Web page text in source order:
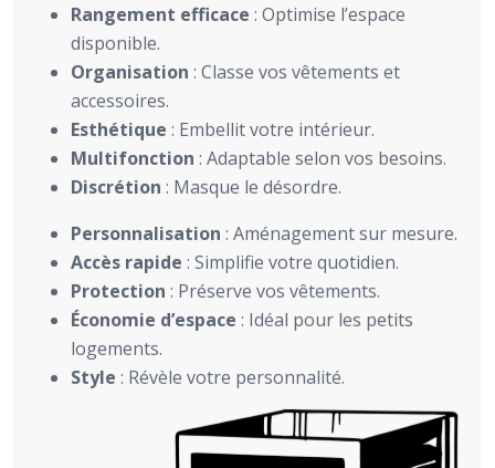
Rangement efficace : Optimise l’espace
disponible.
Organisation : Classe vos vêtements et
accessoires.
Esthétique : Embellit votre intérieur.
Multifonction : Adaptable selon vos besoins.
Discrétion : Masque le désordre.
Personnalisation : Aménagement sur mesure.
Accès rapide : Simplifie votre quotidien.
Protection : Préserve vos vêtements.
Économie d’espace : Idéal pour les petits
logements.
Style : Révèle votre personnalité.